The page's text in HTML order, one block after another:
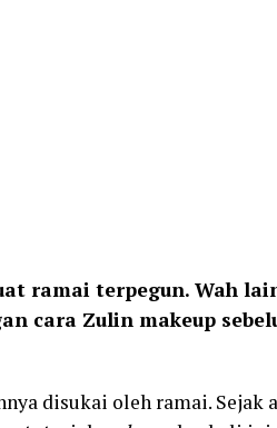
ramai terpegun. Wah
cara Zulin makeup
disukai oleh ramai. Sejak